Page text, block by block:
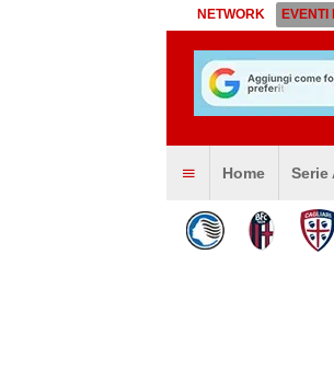
NETWORK EVENTI
Home Serie